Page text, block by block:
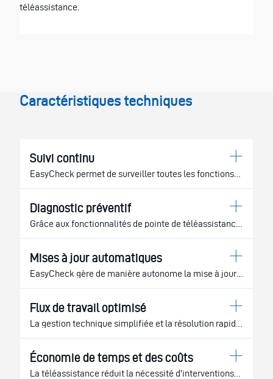
téléassistance.
Caractéristiques techniques
Suivi continu
EasyCheck permet de surveiller toutes les fonctions
l'avance toute anomalie et en garantissant un contrôle
total de l'état de fonctionnement.
Diagnostic préventif
Grâce aux fonctionnalités de pointe de téléassistance,
tout problème critique grâce au diagnostic à distance,
réduisant ainsi le risque d'interruptions imprévues.
Mises à jour automatiques
EasyCheck gère de manière autonome la mise à jour
toujours travailler avec des performances optimales.
Flux de travail optimisé
La gestion technique simplifiée et la résolution rapide
travail dans le cabinet, en minimisant les temps
d'arrêt des machines.
Économie de temps et des coûts
La téléassistance réduit la nécessité d'interventions